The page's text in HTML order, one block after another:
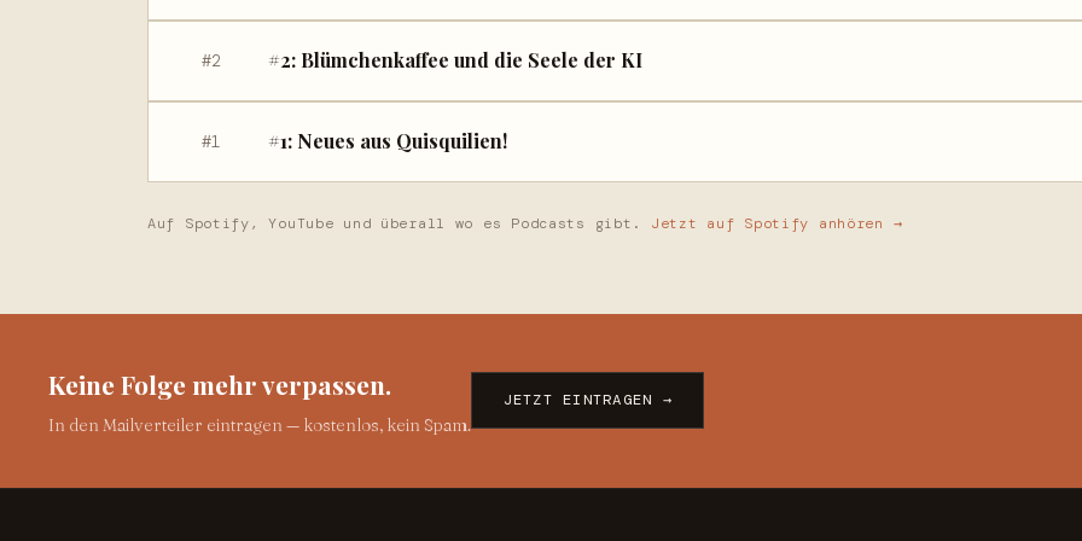
#2 #2: Blümchenkaffee und die Seele der KI
#1 #1: Neues aus Quisquilien!
Auf Spotify, YouTube und überall wo es Podcasts gibt. Jetzt auf Spotify anhören →
Keine Folge mehr verpassen.
In den Mailverteiler eintragen — kostenlos, kein Spam.
JETZT EINTRAGEN →